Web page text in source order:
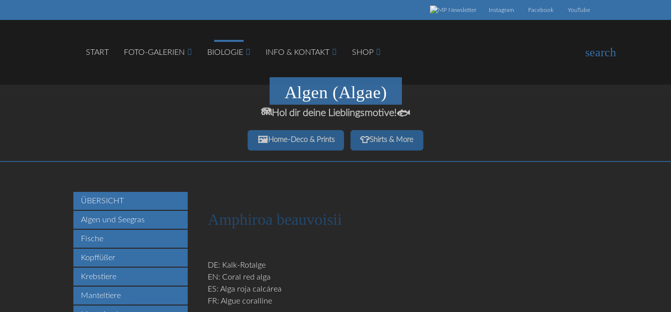
YouTube
Facebook
Instagram
Newsletter
START FOTO-GALERIEN BIOLOGIE INFO & KONTAKT SHOP search
Algen (Algae)
🪼Hol dir deine Lieblingsmotive!🐟
🖼️Home‑Deco & Prints 👕Shirts & More
Amphiroa beauvoisii
DE: Kalk-Rotalge
EN: Coral red alga
ES: Alga roja calcárea
FR: Algue coralline
ÜBERSICHT
Algen und Seegras
Fische
Kopffüßer
Krebstiere
Manteltiere